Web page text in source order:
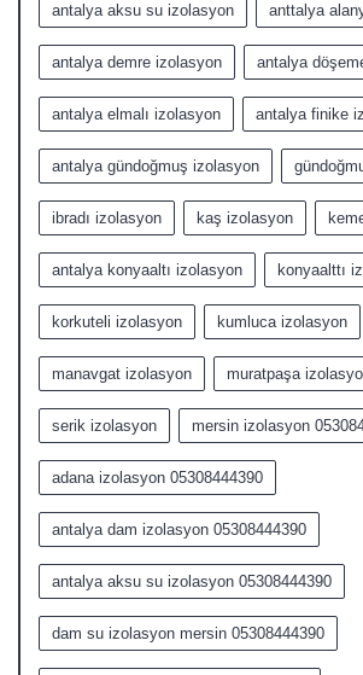
antalya aksu su izolasyon anttalya
antalya demre izolasyon antalya
antalya elmalı izolasyon antalya finike
antalya gündoğmuş izolasyon
ibradı izolasyon kaş izolasyon
antalya konyaaltı izolasyon konyaalttı
korkuteli izolasyon kumluca izolasyon
manavgat izolasyon muratpaşa
serik izolasyon mersin izolasyon
adana izolasyon 05308444390
antalya dam izolasyon 05308444390
antalya aksu su izolasyon 05308444390
dam su izolasyon mersin 05308444390